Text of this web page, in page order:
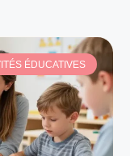
ÉDUCATIVES